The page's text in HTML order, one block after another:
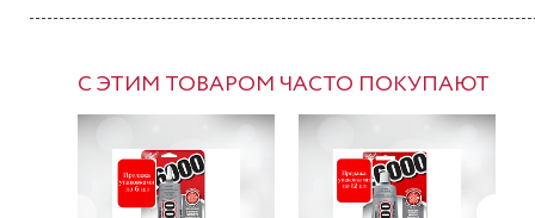
С ЭТИМ ТОВАРОМ ЧАСТО ПОКУПАЮТ